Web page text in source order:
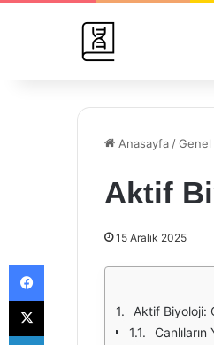
Anasayfa /Genel
Aktif
15 Aralık 2025
Aktif Biyoloji:
Canlıların
Facebook
X
LinkedIn